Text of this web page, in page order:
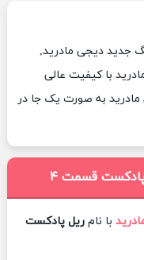
جدید دیجی مادرید,
با کیفیت عالی
به صورت یک جا در
قسمت ۴
با نام ریل پادکست